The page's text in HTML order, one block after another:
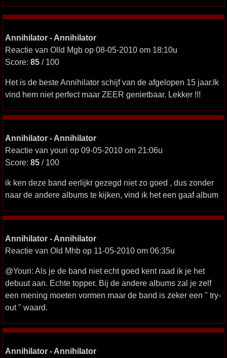
Annihilator - Annihilator
Reactie van Olld Mgb op 08-05-2010 om 18:10u
Score: 85 / 100
Het is de beste Annihilator schijf van de afgelopen 15 jaar.Ik
vind hem niet perfect maar ZEER genietbaar. Lekker !!!
Annihilator - Annihilator
Reactie van youri op 09-05-2010 om 21:06u
Score: 85 / 100
ik ken deze band eerlijkr gezegd niet zo goed , dus zonder
naar de andere albums te kijken, vind ik het een gaaf album
Annihilator - Annihilator
Reactie van Old Mhb op 11-05-2010 om 06:35u
@Youri: Als je de band niet echt goed kent raad ik je het
debuut aan. Echte topper. Bij de andere albums zal je zelf
een mening moeten vormen maar de band is zeker een " try-
out " waard.
Annihilator - Annihilator